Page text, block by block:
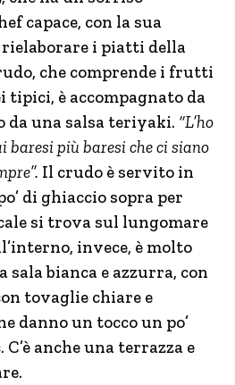
capace, con la sua
i piatti della
che comprende i frutti
tipici, è accompagnato da
da una salsa teriyaki. “L’ho
baresi più baresi che ci siano
Il crudo è servito in
di ghiaccio sopra per
si trova sul lungomare
invece, è molto
sala bianca e azzurra, con
tovaglie chiare e
danno un tocco un po’
C’è anche una terrazza e